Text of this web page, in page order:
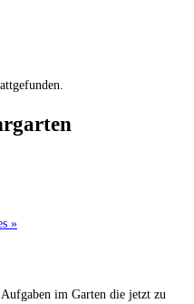
»
im Garten die jetzt zu